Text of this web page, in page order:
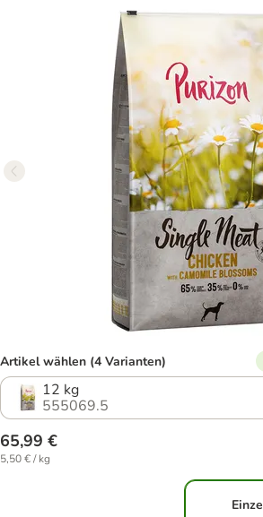
Artikel wählen (4 Varianten)
12 kg
555069.5
65,99 €
5,50 € / kg